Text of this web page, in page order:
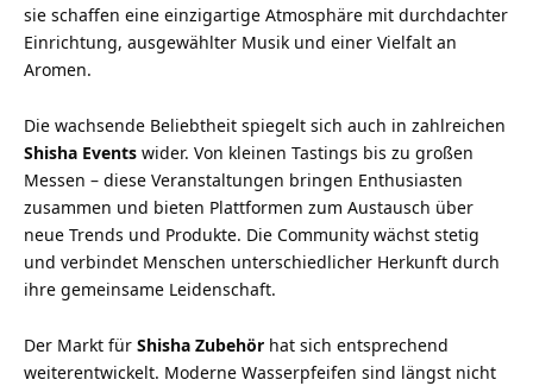
sie schaffen eine einzigartige Atmosphäre mit durchdachter
Einrichtung, ausgewählter Musik und einer Vielfalt an
Aromen.
Die wachsende Beliebtheit spiegelt sich auch in zahlreichen
Shisha Events wider. Von kleinen Tastings bis zu großen
Messen – diese Veranstaltungen bringen Enthusiasten
zusammen und bieten Plattformen zum Austausch über
neue Trends und Produkte. Die Community wächst stetig
und verbindet Menschen unterschiedlicher Herkunft durch
ihre gemeinsame Leidenschaft.
Der Markt für Shisha Zubehör hat sich entsprechend
weiterentwickelt. Moderne Wasserpfeifen sind längst nicht